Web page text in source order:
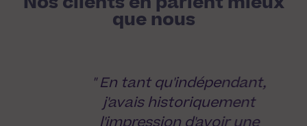
que nous
" En tant qu'indépendant,
j'avais historiquement